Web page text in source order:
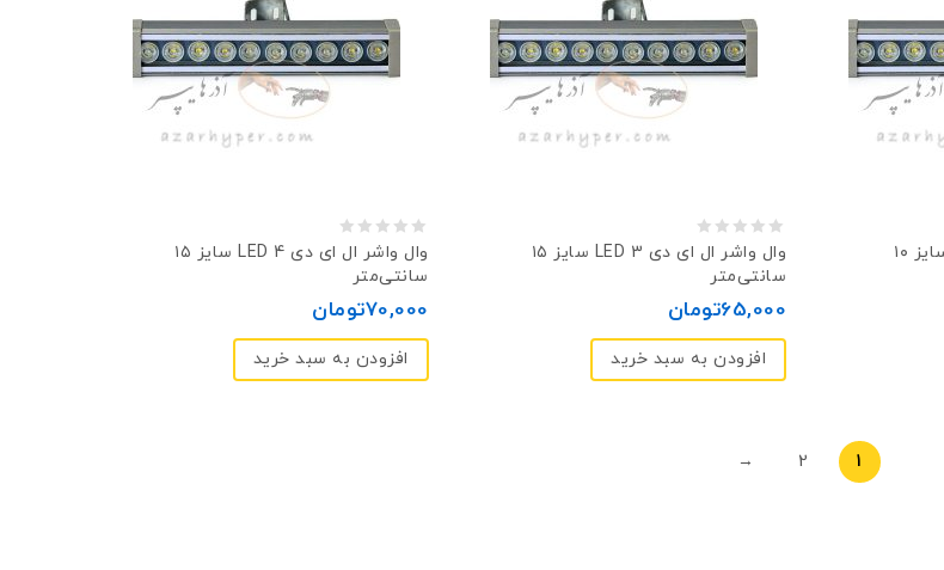
وال‌ واشر ال ای دی LED 2 سایز ۱۰
out
of
5
وال‌ واشر ال ای دی LED 3 سایز ۱۵
سانتی‌متر
65,000تومان
افزودن به سبد خرید
out
of
5
وال‌ واشر ال ای دی LED 4 سایز ۱۵
سانتی‌متر
70,000تومان
افزودن به سبد خرید
1
2
→